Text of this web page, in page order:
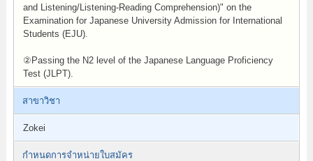
and Listening/Listening-Reading Comprehension)" on the
Examination for Japanese University Admission for International
Students (EJU).
②Passing the N2 level of the Japanese Language Proficiency
Test (JLPT).
สาขาวิชา
Zokei
กำหนดการจำหน่ายใบสมัคร